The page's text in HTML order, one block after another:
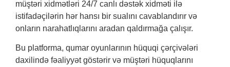
müştəri xidmətləri 24/7 canlı dəstək xidməti ilə
istifadəçilərin hər hansı bir sualını cavablandırır və
onların narahatlıqlarını aradan qaldırmağa çalışır.
Bu platforma, qumar oyunlarının hüquqi çərçivələri
daxilində fəaliyyət göstərir və müştəri hüquqlarını